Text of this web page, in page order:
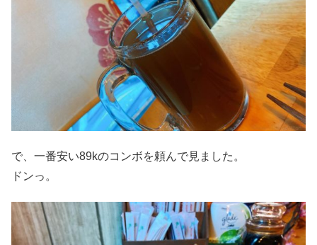
で、一番安い89kのコンボを頼んで見ました。
ドンっ。